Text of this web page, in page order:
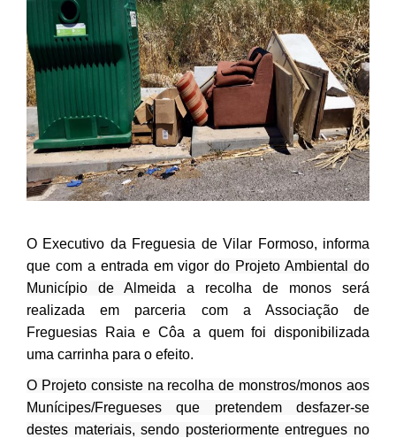
O Executivo da Freguesia de Vilar Formoso, informa
que com a entrada em vigordo Projeto Ambiental do
Município de Almeida a recolha de monos será
realizada em parceria com a Associação de
Freguesias Raia e Côa a quem foi disponibilizada
uma carrinha para o efeito.
O Projeto consiste na recolha de monstros/monos aos
Munícipes/Fregueses que pretendem desfazer-se
destes materiais, sendo posteriormente entregues no